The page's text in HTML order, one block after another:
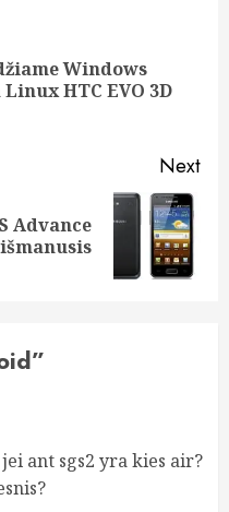
Windows
HTC EVO 3D
Next
Advance
išmanusis
”
ant sgs2 yra kies air?